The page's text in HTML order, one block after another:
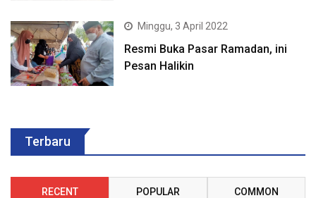
Minggu, 3 April 2022
Resmi Buka Pasar Ramadan, ini
Pesan Halikin
Terbaru
RECENT POPULAR COMMON